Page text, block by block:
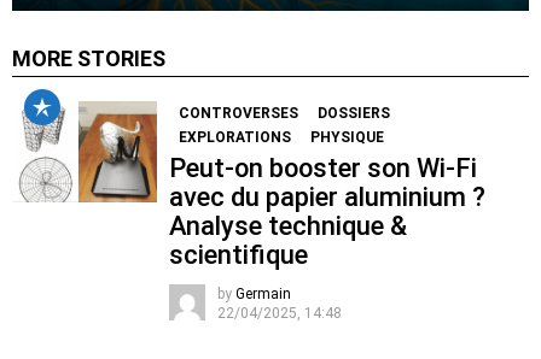
MORE STORIES
CONTROVERSES
DOSSIERS
EXPLORATIONS
PHYSIQUE
Peut-on booster son Wi-Fi
avec du papier aluminium ?
Analyse technique &
scientifique
by Germain
22/04/2025, 14:48